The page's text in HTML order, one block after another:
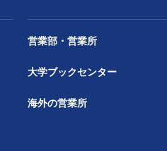
営業部・営業所
大学ブックセンター
海外の営業所